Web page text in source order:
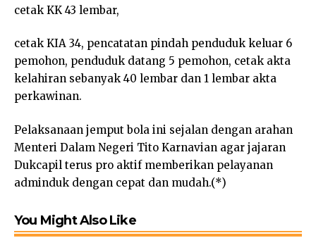
cetak KK 43 lembar,
cetak KIA 34, pencatatan pindah penduduk keluar 6
pemohon, penduduk datang 5 pemohon, cetak akta
kelahiran sebanyak 40 lembar dan 1 lembar akta
perkawinan.
Pelaksanaan jemput bola ini sejalan dengan arahan
Menteri Dalam Negeri Tito Karnavian agar jajaran
Dukcapil terus pro aktif memberikan pelayanan
adminduk dengan cepat dan mudah.(*)
You Might Also Like